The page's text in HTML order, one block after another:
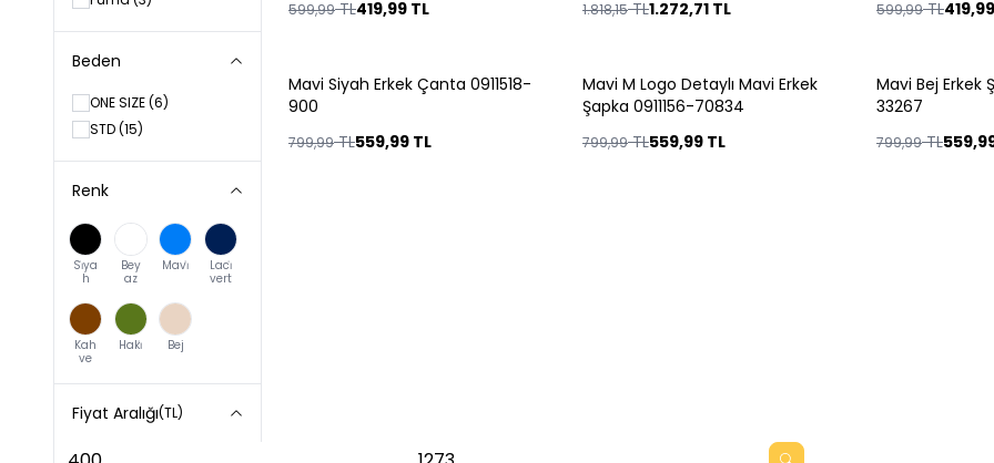
Beden
ONE SIZE(6)
STD(15)
Renk
Si̇ya
h
Bey
az
Mavi̇
Laci̇
vert
Kah
ve
Haki̇ Bej
Fiyat Aralığı(TL)
599,99TL419,99 TL 1.818,15TL1.272,71 TL 599,99TL419,99
%30
Mavi Siyah Erkek Çanta 0911518-
900
799,99TL559,99 TL
%30
Mavi M Logo Detaylı Mavi Erkek
Şapka 0911156-70834
799,99TL559,99 TL
%30
Mavi Bej Erkek
33267
799,99TL